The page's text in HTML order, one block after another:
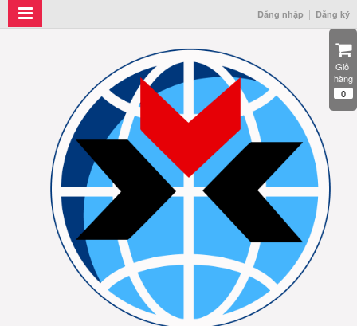
Đăng nhập Đăng ký
Giỏ
hàng
0